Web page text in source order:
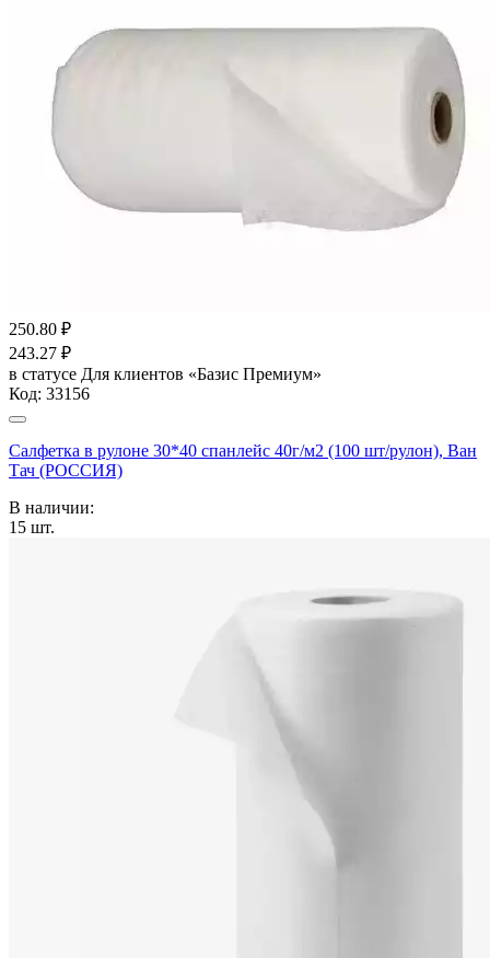
250.80 ₽
243.27 ₽
в статусе Для клиентов «Базис Премиум»
Код: 33156
Салфетка в рулоне 30*40 спанлейс 40г/м2 (100 шт/рулон), Ван
Тач (РОССИЯ)
В наличии:
15 шт.